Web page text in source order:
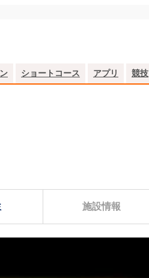
ショートコース アプリ 競技
施設情報